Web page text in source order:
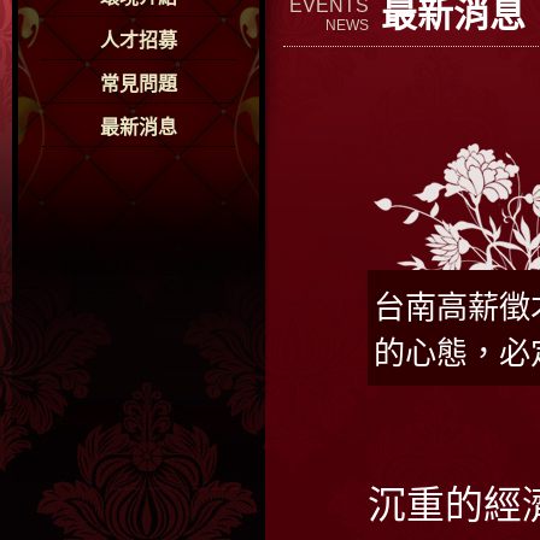
人才招募
常見問題
最新消息
EVENTS
NEWS 最新消息
台南高薪
的心態，
沉重的經